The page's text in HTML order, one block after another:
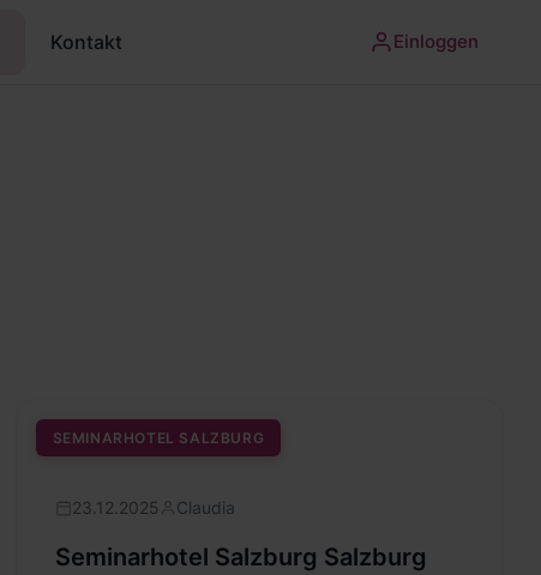
Kontakt Einloggen
SEMINARHOTEL SALZBURG
23.12.2025 Claudia
Seminarhotel Salzburg Salzburg